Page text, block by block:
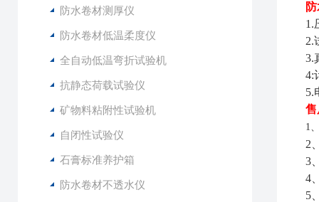
防水卷材测厚仪
防水卷材低温柔度仪
全自动低温弯折试验机
抗静态荷载试验仪
矿物料粘附性试验机
自闭性试验仪
石膏标准养护箱
防水卷材不透水仪
1.
2.
3.
4:
5.
售
1
2
3
4
5